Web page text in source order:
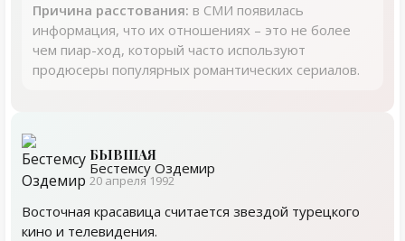
Причина расстования: в СМИ появилась
информация, что их отношениях – это не более
чем пиар-ход, который часто используют
продюсеры популярных романтических сериалов.
БЫВШАЯ
Бестемсу Оздемир
20 апреля 1992
Восточная красавица считается звездой турецкого
кино и телевидения.